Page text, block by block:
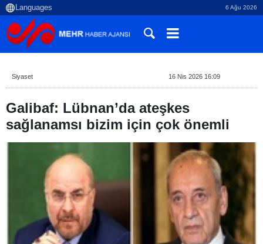
6 Ağu 2026
Siyaset 16 Nis 2026 16:09
Galibaf: Lübnan’da ateşkes
sağlanamsı bizim için çok önemli